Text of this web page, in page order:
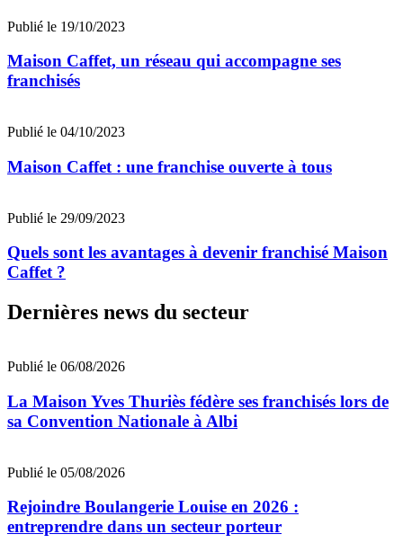
Publié le 19/10/2023
Maison Caffet, un réseau qui accompagne ses
franchisés
Publié le 04/10/2023
Maison Caffet : une franchise ouverte à tous
Publié le 29/09/2023
Quels sont les avantages à devenir franchisé Maison
Caffet ?
Dernières news du secteur
Publié le 06/08/2026
La Maison Yves Thuriès fédère ses franchisés lors de
sa Convention Nationale à Albi
Publié le 05/08/2026
Rejoindre Boulangerie Louise en 2026 :
entreprendre dans un secteur porteur